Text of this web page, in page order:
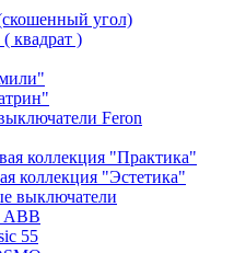
угол)
квадрат )
Feron
коллекция "Практика"
коллекция "Эстетика"
выключатели
ABB
55